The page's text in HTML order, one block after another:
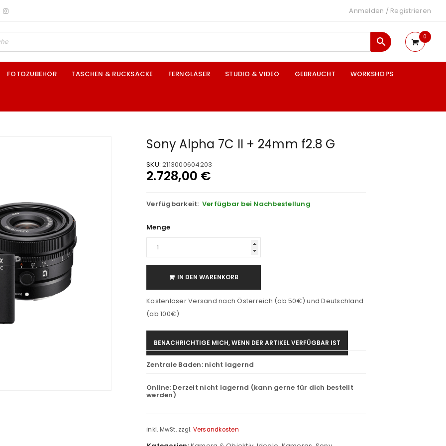
Anmelden / Registrieren
0
FOTOZUBEHÖR TASCHEN & RUCKSÄCKE FERNGLÄSER STUDIO & VIDEO GEBRAUCHT WORKSHOPS
Sony Alpha 7C II + 24mm f2.8 G
SKU: 2113000604203
2.728,00 €
Verfügbarkeit: Verfügbar bei Nachbestellung
Menge
IN DEN WARENKORB
Kostenloser Versand nach Österreich (ab 50€) und Deutschland
(ab 100€)
BENACHRICHTIGE MICH, WENN DER ARTIKEL VERFÜGBAR IST
Zentrale Baden: nicht lagernd
Online: Derzeit nicht lagernd (kann gerne für dich bestellt
werden)
inkl. MwSt. zzgl. Versandkosten